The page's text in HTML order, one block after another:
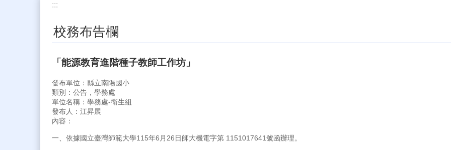
:::
校務布告欄
「能源教育進階種子教師工作坊」
發布單位：縣立南陽國小
類別：公告，學務處
單位名稱：學務處-衛生組
發布人：江昇展
內容：
一、依據國立臺灣師範大學115年6月26日師大機電字第 1151017641號函辦理。